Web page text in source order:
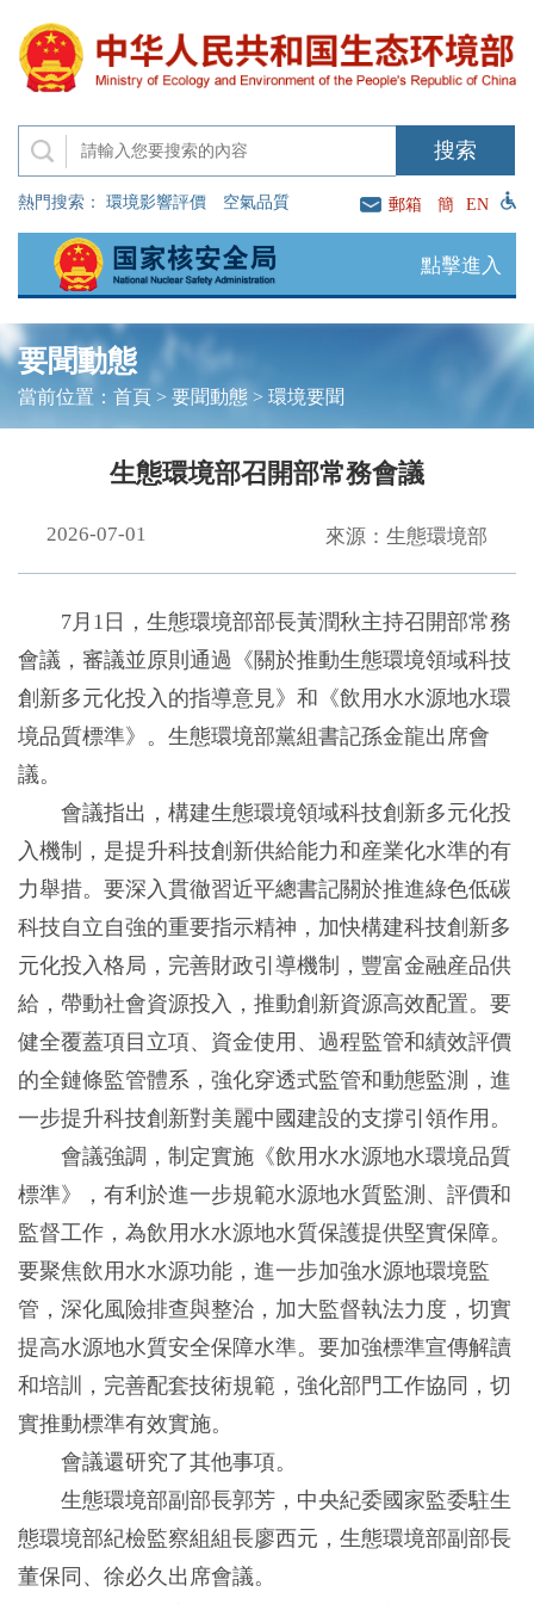
熱門搜索： 環境影響評價 空氣品質 郵箱 簡 EN
點擊進入
要聞動態
當前位置： 首頁> 要聞動態> 環境要聞
生態環境部召開部常務會議
2026-07-01 來源：生態環境部
7月1日，生態環境部部長黃潤秋主持召開部常務
會議，審議並原則通過《關於推動生態環境領域科技
創新多元化投入的指導意見》和《飲用水水源地水環
境品質標準》。生態環境部黨組書記孫金龍出席會
議。
會議指出，構建生態環境領域科技創新多元化投
入機制，是提升科技創新供給能力和産業化水準的有
力舉措。要深入貫徹習近平總書記關於推進綠色低碳
科技自立自強的重要指示精神，加快構建科技創新多
元化投入格局，完善財政引導機制，豐富金融産品供
給，帶動社會資源投入，推動創新資源高效配置。要
健全覆蓋項目立項、資金使用、過程監管和績效評價
的全鏈條監管體系，強化穿透式監管和動態監測，進
一步提升科技創新對美麗中國建設的支撐引領作用。
會議強調，制定實施《飲用水水源地水環境品質
標準》，有利於進一步規範水源地水質監測、評價和
監督工作，為飲用水水源地水質保護提供堅實保障。
要聚焦飲用水水源功能，進一步加強水源地環境監
管，深化風險排查與整治，加大監督執法力度，切實
提高水源地水質安全保障水準。要加強標準宣傳解讀
和培訓，完善配套技術規範，強化部門工作協同，切
實推動標準有效實施。
會議還研究了其他事項。
生態環境部副部長郭芳，中央紀委國家監委駐生
態環境部紀檢監察組組長廖西元，生態環境部副部長
董保同、徐必久出席會議。